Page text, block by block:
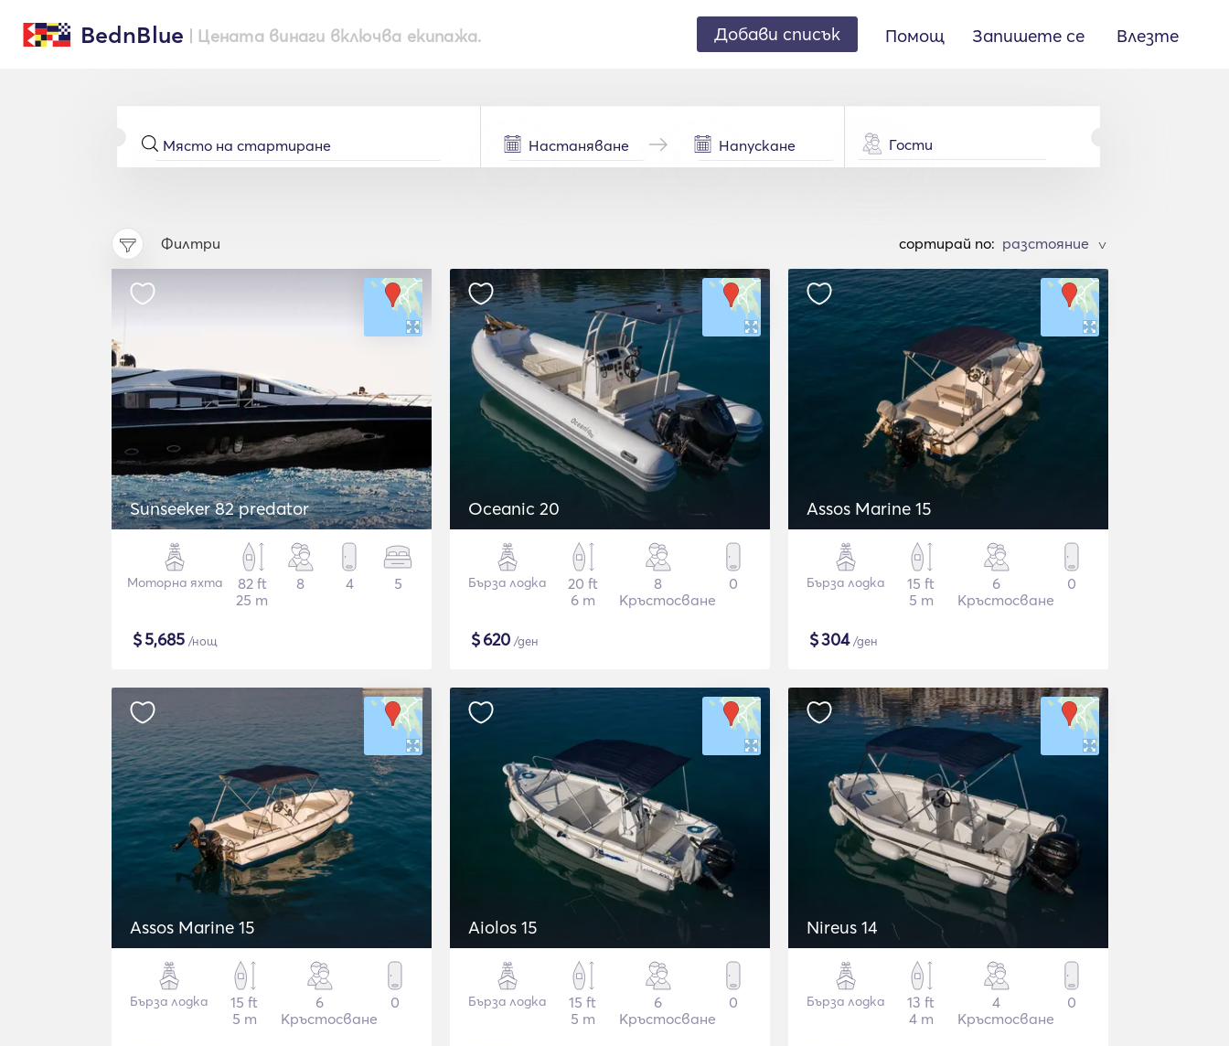
BednBlue | Цената винаги включва екипажа. Добави списък Помощ Запишете се Влезте
Гости
Филтри cортирай по: >
Sunseeker 82 predator
Моторна яхта
82 ft
25 m
8 4 5
$5,685 /нощ
Oceanic 20
Бърза лодка
20 ft
6 m
8
Кръстосване
0
$620 /ден
Assos Marine 15
Бърза лодка
15 ft
5 m
6
Кръстосване
0
$304/ден
Assos Marine 15
Бърза лодка
15 ft
5 m
6
Кръстосване
0
Aiolos 15
Бърза лодка
15 ft
5 m
6
Кръстосване
0
Nireus 14
Бърза лодка
13 ft
4 m
4
Кръстосване
0